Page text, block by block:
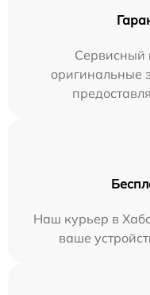
Сервисный
оригинальные
Наш курьер в
ваше